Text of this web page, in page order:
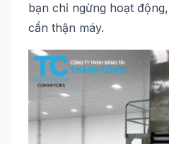
bạn chỉ ngừng hoạt
cẩn thận máy.